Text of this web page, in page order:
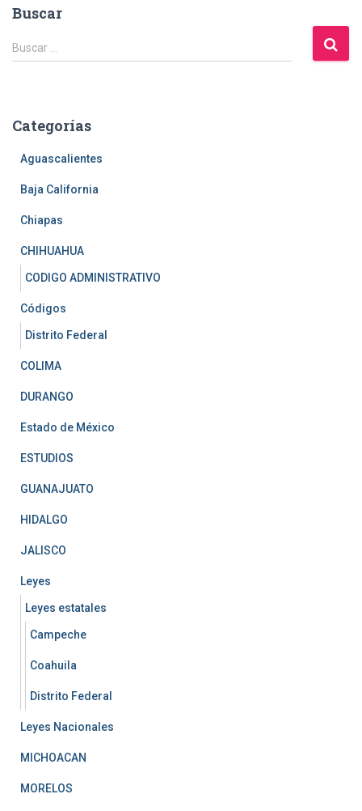
Buscar
B
u
r
Buscar …
Categorías
Aguascalientes
Baja California
Chiapas
CHIHUAHUA
CODIGO ADMINISTRATIVO
Códigos
Distrito Federal
COLIMA
DURANGO
Estado de México
ESTUDIOS
GUANAJUATO
HIDALGO
JALISCO
Leyes
Leyes estatales
Campeche
Coahuila
Distrito Federal
Leyes Nacionales
MICHOACAN
MORELOS